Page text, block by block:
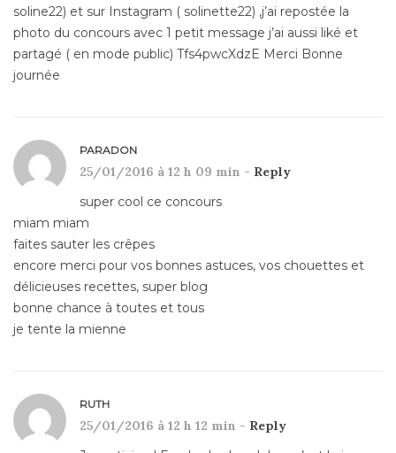
soline22) et sur Instagram ( solinette22) ,j’ai repostée la
photo du concours avec 1 petit message j’ai aussi liké et
partagé ( en mode public) Tfs4pwcXdzE Merci Bonne
journée
PARADON
25/01/2016 à 12 h 09 min - Reply
super cool ce concours
miam miam
faites sauter les crêpes
encore merci pour vos bonnes astuces, vos chouettes et
délicieuses recettes, super blog
bonne chance à toutes et tous
je tente la mienne
RUTH
25/01/2016 à 12 h 12 min - Reply